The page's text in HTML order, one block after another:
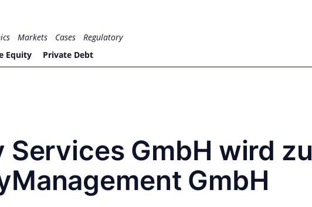
Markets Cases
Regulatory
Equity Private Debt
GmbH wird zu
GmbH